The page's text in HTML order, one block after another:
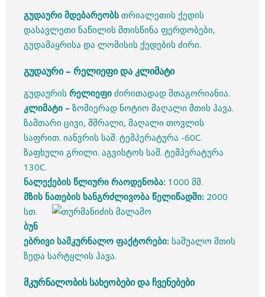
გუდაური მდებარეობს თრიალეთის ქედის
დასავლეთი ნაწილის მთისწინა ფერდობები,
გუდამაყრისა და ლომისის ქედების ძირი.
გუდაური – რელიეფი და კლიმატი
გუდაურის რელიეფი ძირითადად მთაგორიანია.
კლიმატი – ზომიერად ნოტიო მაღალი მთის ჰავა.
ზამთარი ცივი, მშრალი, მაღალი თოვლის
საფრით. იანვრის საშ. ტემპერატურა -60C.
ზაფხული გრილი. აგვისტოს საშ. ტემპერატურა
130C.
ნალექების წლიური რაოდენობა: 1000 მმ.
მზის ნათების ხანგრძლივობა წელიწადში: 2000
სთ.
ბუნ
ებრივი სამკურნალო ფაქტორები: საშუალო მთის
ზედა სარტყლის ჰავა.
მკურნალობის სახეობები და ჩვენებები